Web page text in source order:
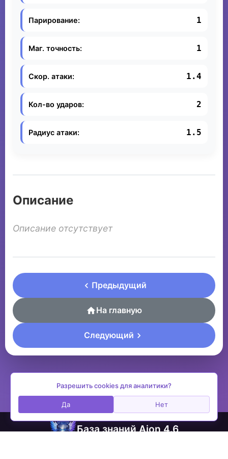
Парирование: 1
Маг. точность: 1
Скор. атаки: 1.4
Кол-во ударов: 2
Радиус атаки: 1.5
Описание
Описание отсутствует
Предыдущий
На главную
Следующий
База знаний Aion 4.6
Разрешить cookies для аналитики?
Да Нет